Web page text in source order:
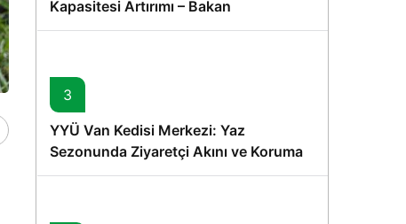
Kapasitesi Artırımı – Bakan
Memişoğlu’nun Ziyareti
3
YYÜ Van Kedisi Merkezi: Yaz
Sezonunda Ziyaretçi Akını ve Koruma
Vurgusu